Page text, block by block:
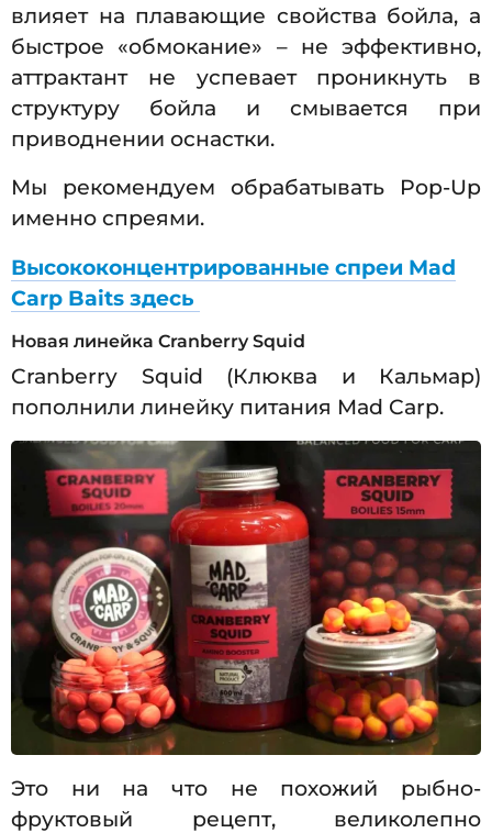
влияет на плавающие свойства бойла, а
быстрое «обмокание» – не эффективно,
аттрактант не успевает проникнуть в
структуру бойла и смывается при
приводнении оснастки.
Мы рекомендуем обрабатывать Pop-Up
именно спреями.
Высококонцентрированные спреи Mad
Carp Baits здесь
Новая линейка Cranberry Squid
Cranberry Squid (Клюква и Кальмар)
пополнили линейку питания Mad Carp.
Это ни на что не похожий рыбно-
фруктовый рецепт, великолепно